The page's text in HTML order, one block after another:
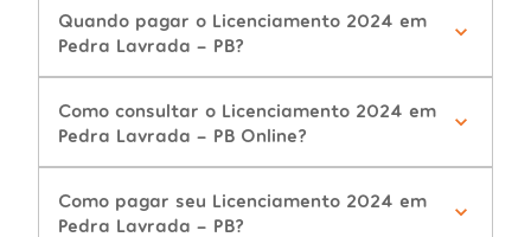
Quando pagar o Licenciamento 2024 em
Pedra Lavrada - PB?
Como consultar o Licenciamento 2024 em
Pedra Lavrada - PB Online?
Como pagar seu Licenciamento 2024 em
Pedra Lavrada - PB?